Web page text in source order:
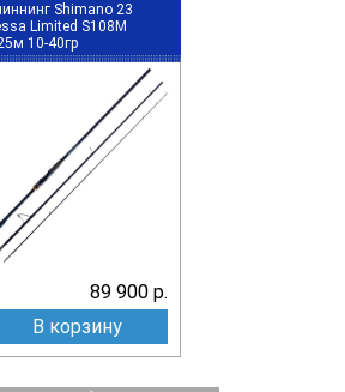
Shimano 23
Limited S108M
10-40гр
89 900 р.
В корзину